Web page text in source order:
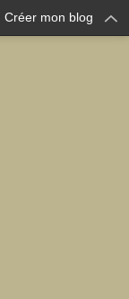
Créer mon blog